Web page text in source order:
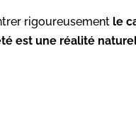
rigoureusement le
est une réalité